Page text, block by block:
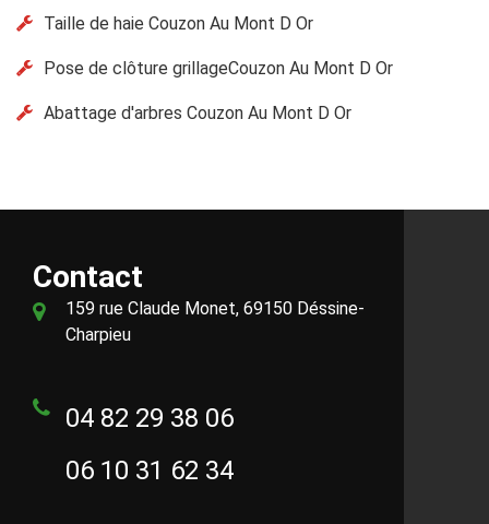
Taille de haie Couzon Au Mont D Or
Pose de clôture grillageCouzon Au Mont D Or
Abattage d'arbres Couzon Au Mont D Or
Contact
159 rue Claude Monet, 69150 Déssine-
Charpieu
04 82 29 38 06
06 10 31 62 34